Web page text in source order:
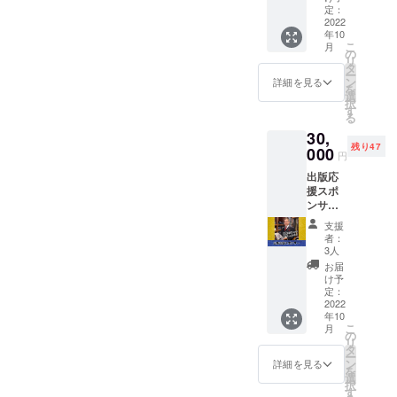
したさ
んの
「あま
おうパ
フェ
セッ
の「コ
ンポー
ンフィ
チュー
ルの5点
セッ
ト」 ③
誠もち
店さん
の「沖
縄のま
る焼
き！全6
種類×3
予祝の
女王・
のソ
リッド
ブルー
のソ
リッド
ブラウ
冊郵送
にてお
送り致
しま
す。
掲載さ
せてい
ただき
ます。
また、
書籍を1
冊郵送
にてお
しま
す。 ※
備考欄
に掲載
ご希望
のお名
前をご
記載く
ださ
い。
定：
2022
年10
月
詳細を見る
こ
の
リ
タ
ー
ン
を
選
択
す
る
30,
000 円
残り47
出版応
援スポ
ンサー
（ゴー
ルド）
書籍に
スポン
サーと
してお
名前を
掲載さ
せてい
ただき
ます。
また、
書籍を3
支援
者：
3人
お届
け予
定：
2022
年10
月
詳細を見る
こ
の
リ
タ
ー
ン
を
選
択
す